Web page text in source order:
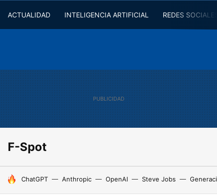
ACTUALIDAD INTELIGENCIA ARTIFICIAL REDES
F-Spot
HOY SE HABLA DE
ChatGPT Anthropic OpenAI Steve Jobs